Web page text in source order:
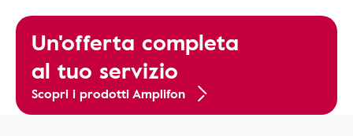
Un'offerta completa
al tuo servizio
Scopri i prodotti Amplifon